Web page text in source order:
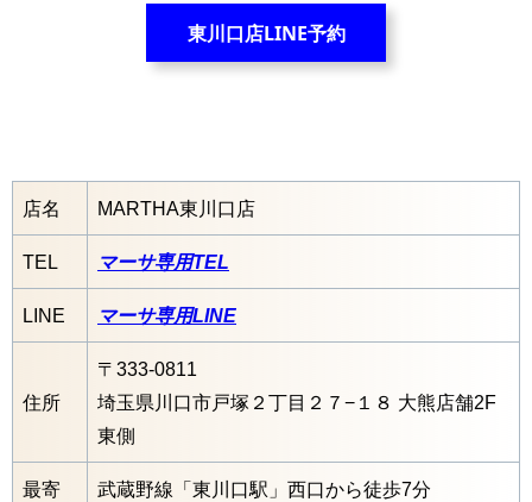
東川口店LINE予約
店名 MARTHA東川口店
TEL マーサ専用TEL
LINE マーサ専用LINE
住所
〒333-0811
埼玉県川口市戸塚２丁目２７−１８ 大熊店舗2F
東側
最寄 武蔵野線「東川口駅」西口から徒歩7分